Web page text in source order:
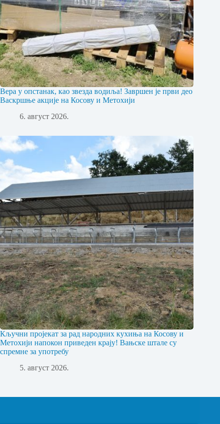
Вера у опстанак, као звезда водиља! Завршен је први део
Васкршње акције на Косову и Метохији
6. август 2026.
Кључни пројекат за рад народних кухиња на Косову и
Метохији напокон приведен крају! Вањске штале су
спремне за употребу
5. август 2026.